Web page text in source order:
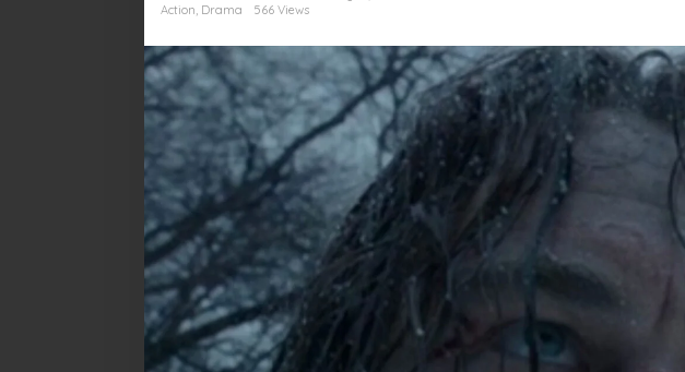
Alam
Action, Drama 566 Views